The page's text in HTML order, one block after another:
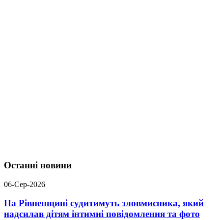
Останні новини
06-Сер-2026
На Рівненщині судитимуть зловмисника, який
надсилав дітям інтимні повідомлення та фото